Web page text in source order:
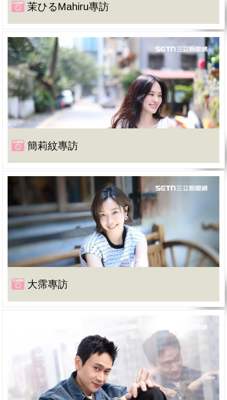
茉ひるMahiru專訪
簡莉紋專訪
大霈專訪